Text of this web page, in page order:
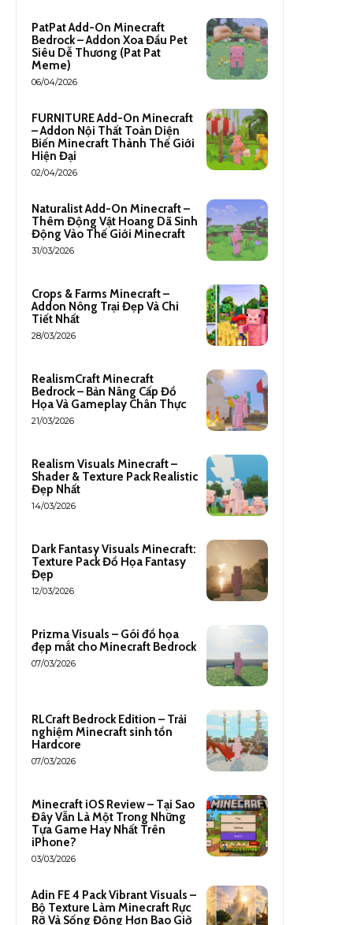
PatPat Add-On Minecraft
Bedrock – Addon Xoa Đầu Pet
Siêu Dễ Thương (Pat Pat
Meme)
06/04/2026
FURNITURE Add-On Minecraft
– Addon Nội Thất Toàn Diện
Biến Minecraft Thành Thế Giới
Hiện Đại
02/04/2026
Naturalist Add-On Minecraft –
Thêm Động Vật Hoang Dã Sinh
Động Vào Thế Giới Minecraft
31/03/2026
Crops & Farms Minecraft –
Addon Nông Trại Đẹp Và Chi
Tiết Nhất
28/03/2026
RealismCraft Minecraft
Bedrock – Bản Nâng Cấp Đồ
Họa Và Gameplay Chân Thực
21/03/2026
Realism Visuals Minecraft –
Shader & Texture Pack Realistic
Đẹp Nhất
14/03/2026
Dark Fantasy Visuals Minecraft:
Texture Pack Đồ Họa Fantasy
Đẹp
12/03/2026
Prizma Visuals – Gói đồ họa
đẹp mắt cho Minecraft Bedrock
07/03/2026
RLCraft Bedrock Edition – Trải
nghiệm Minecraft sinh tồn
Hardcore
07/03/2026
Minecraft iOS Review – Tại Sao
Đây Vẫn Là Một Trong Những
Tựa Game Hay Nhất Trên
iPhone?
03/03/2026
Adin FE 4 Pack Vibrant Visuals –
Bộ Texture Làm Minecraft Rực
Rỡ Và Sống Động Hơn Bao Giờ